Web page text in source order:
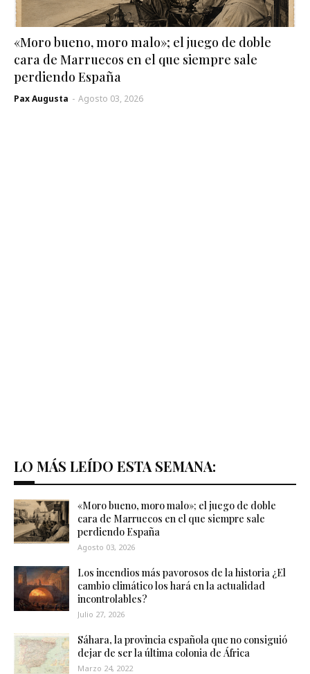
«Moro bueno, moro malo»; el juego de doble
cara de Marruecos en el que siempre sale
perdiendo España
Pax Augusta - Agosto 03, 2026
LO MÁS LEÍDO ESTA SEMANA:
«Moro bueno, moro malo»; el juego de doble
cara de Marruecos en el que siempre sale
perdiendo España
Agosto 03, 2026
Los incendios más pavorosos de la historia ¿El
cambio climático los hará en la actualidad
incontrolables?
Julio 27, 2026
Sáhara, la provincia española que no consiguió
dejar de ser la última colonia de África
Marzo 24, 2022